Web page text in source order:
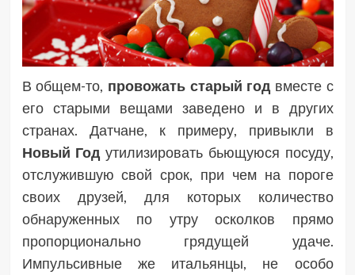
В общем-то, провожать старый год вместе с
его старыми вещами заведено и в других
странах. Датчане, к примеру, привыкли в
Новый Год утилизировать бьющуюся посуду,
отслужившую свой срок, при чем на пороге
своих друзей, для которых количество
обнаруженных по утру осколков прямо
пропорционально грядущей удаче.
Импульсивные же итальянцы, не особо